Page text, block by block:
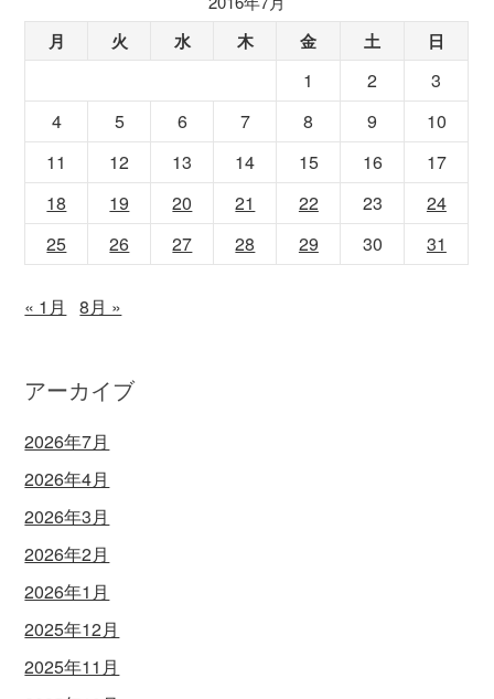
月 火 水 木 金 土 日
1 2
3
4
5 6 7 8 9
10
11
12 13 14 15 16
17
18
19 20 21 22 23
24
25
26 27 28 29 30 31
« 1月 8月 »
アーカイブ
2026年7月
2026年4月
2026年3月
2026年2月
2026年1月
2025年12月
2025年11月